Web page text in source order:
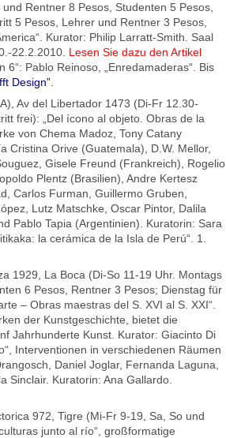
Rentner 8 Pesos, Studenten 5 Pesos,
5 Pesos, Lehrer und Rentner 3 Pesos,
Kurator: Philip Larratt-Smith. Saal
22.2.2010. Lesen Sie dazu den Artikel
6“: Pablo Reinoso, „Enredamaderas“. Bis
Design”.
Av del Libertador 1473 (Di-Fr 12.30-
frei): „Del ícono al objeto. Obras de la
von Chema Madoz, Tony Catany
Cristina Orive (Guatemala), D.W. Mellor,
Gisele Freund (Frankreich), Rogelio
Plentz (Brasilien), Andre Kertesz
Carlos Furman, Guillermo Gruben,
Lutz Matschke, Oscar Pintor, Dalila
Pablo Tapia (Argentinien). Kuratorin: Sara
la cerámica de la Isla de Perú“. 1.
1929, La Boca (Di-So 11-19 Uhr. Montags
6 Pesos, Rentner 3 Pesos; Dienstag für
– Obras maestras del S. XVI al S. XXI“.
der Kunstgeschichte, bietet die
Jahrhunderte Kunst. Kurator: Giacinto Di
Interventionen in verschiedenen Räumen
Daniel Joglar, Fernanda Laguna,
Sinclair. Kuratorin: Ana Gallardo.
972, Tigre (Mi-Fr 9-19, Sa, So und
junto al río“, großformatige